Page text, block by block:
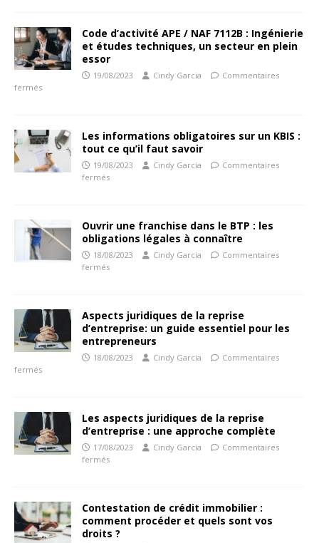
Code d’activité APE / NAF 7112B : Ingénierie
et études techniques, un secteur en plein
essor
19/08/2023 Cindy Garcia
Commentaires
fermés
Les informations obligatoires sur un KBIS :
tout ce qu’il faut savoir
19/08/2023 Cindy Garcia
Commentaires
fermés
Ouvrir une franchise dans le BTP : les
obligations légales à connaître
18/08/2023 Cindy Garcia
Commentaires
fermés
Aspects juridiques de la reprise
d’entreprise: un guide essentiel pour les
entrepreneurs
18/08/2023 Cindy Garcia
Commentaires
fermés
Les aspects juridiques de la reprise
d’entreprise : une approche complète
17/08/2023 Cindy Garcia
Commentaires
fermés
Contestation de crédit immobilier :
comment procéder et quels sont vos
droits ?